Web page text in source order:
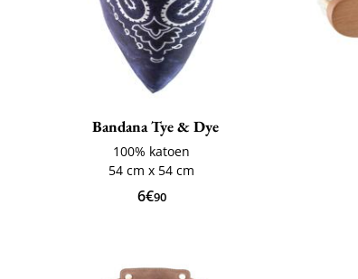
Bandana Tye & Dye
100% katoen
54 cm x 54 cm
6€90